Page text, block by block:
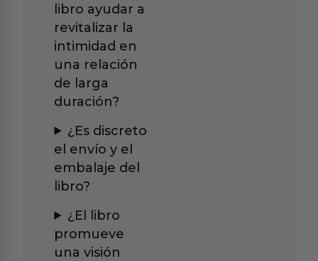
libro ayudar a
revitalizar la
intimidad en
una relación
de larga
duración?
¿Es discreto
el envío y el
embalaje del
libro?
¿El libro
promueve
una visión